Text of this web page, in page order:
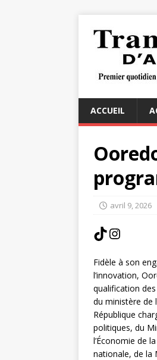
ACCUEIL
avril 9, 2026
Fidèle à son
l’innovation,
qualification
du ministère de
République
politiques, du
l’Économie de
nationale, de la